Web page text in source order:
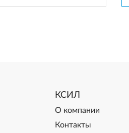
КСИЛ
О компании
Контакты